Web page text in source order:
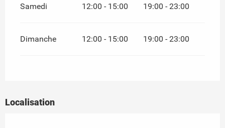
Samedi 12:00 - 15:00 19:00 - 23:00
Dimanche 12:00 - 15:00 19:00 - 23:00
Localisation